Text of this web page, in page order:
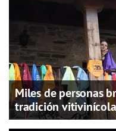
Miles de personas
tradición